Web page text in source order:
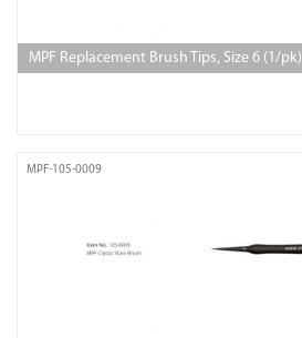
MPF Replacement Brush Tips, Size 6 (1/pk)
MPF-105-0009